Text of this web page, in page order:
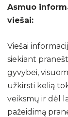
Asmuo
viešai:
Viešai
siekiant
gyvybei,
užkirsti kelią
veiksmų ir dėl
pažeidimą